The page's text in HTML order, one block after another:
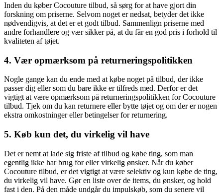
Inden du køber Cocouture tilbud, så sørg for at have gjort din
forskning om priserne. Selvom noget er nedsat, betyder det ikke
nødvendigvis, at det er et godt tilbud. Sammenlign priserne med
andre forhandlere og vær sikker på, at du får en god pris i forhold til
kvaliteten af tøjet.
4. Vær opmærksom på returneringspolitikken
Nogle gange kan du ende med at købe noget på tilbud, der ikke
passer dig eller som du bare ikke er tilfreds med. Derfor er det
vigtigt at være opmærksom på returneringspolitikken for Cocouture
tilbud. Tjek om du kan returnere eller bytte tøjet og om der er nogen
ekstra omkostninger eller betingelser for returnering.
5. Køb kun det, du virkelig vil have
Det er nemt at lade sig friste af tilbud og købe ting, som man
egentlig ikke har brug for eller virkelig ønsker. Når du køber
Cocouture tilbud, er det vigtigt at være selektiv og kun købe de ting,
du virkelig vil have. Gør en liste over de items, du ønsker, og hold
fast i den. På den måde undgår du impulskøb, som du senere vil